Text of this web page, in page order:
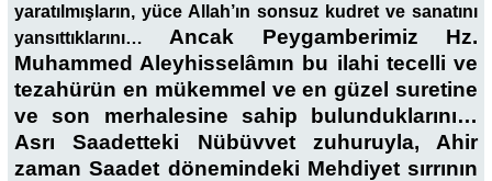
yaratılmışların, yüce Allah’ın sonsuz kudret ve sanatını
yansıttıklarını…
Ancak Peygamberimiz Hz.
Muhammed Aleyhisselâmın bu ilahi tecelli ve
tezahürün en mükemmel ve en güzel suretine
ve son merhalesine sahip bulunduklarını…
Asrı Saadetteki Nübüvvet zuhuruyla, Ahir
zaman Saadet dönemindeki Mehdiyet sırrının